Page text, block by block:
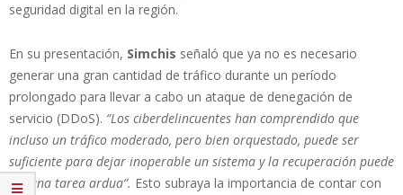
seguridad digital en la región.
En su presentación, Simchis señaló que ya no es necesario
generar una gran cantidad de tráfico durante un período
prolongado para llevar a cabo un ataque de denegación de
servicio (DDoS). “Los ciberdelincuentes han comprendido que
incluso un tráfico moderado, pero bien orquestado, puede ser
suficiente para dejar inoperable un sistema y la recuperación puede
ser una tarea ardua”. Esto subraya la importancia de contar con